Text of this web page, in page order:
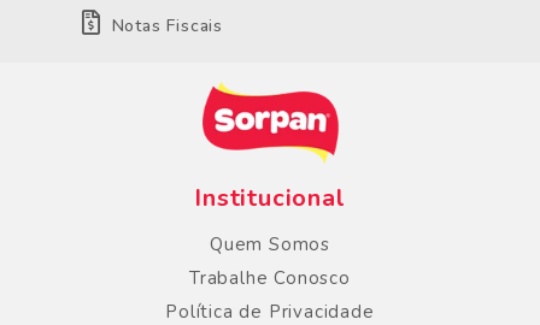
Notas Fiscais
Institucional
Quem Somos
Trabalhe Conosco
Política de Privacidade